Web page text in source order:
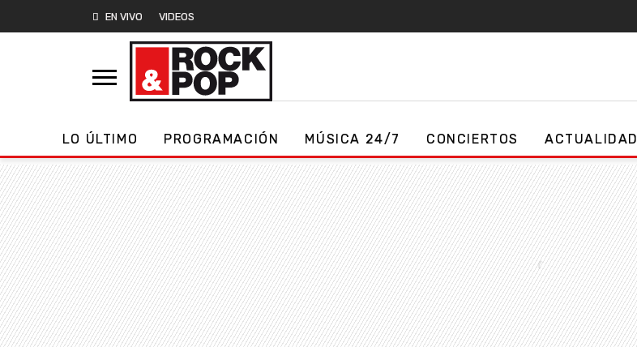
EN VIVO VIDEOS
LO ÚLTIMO PROGRAMACIÓN MÚSICA 24/7 CONCIERTOS ACTUALIDAD